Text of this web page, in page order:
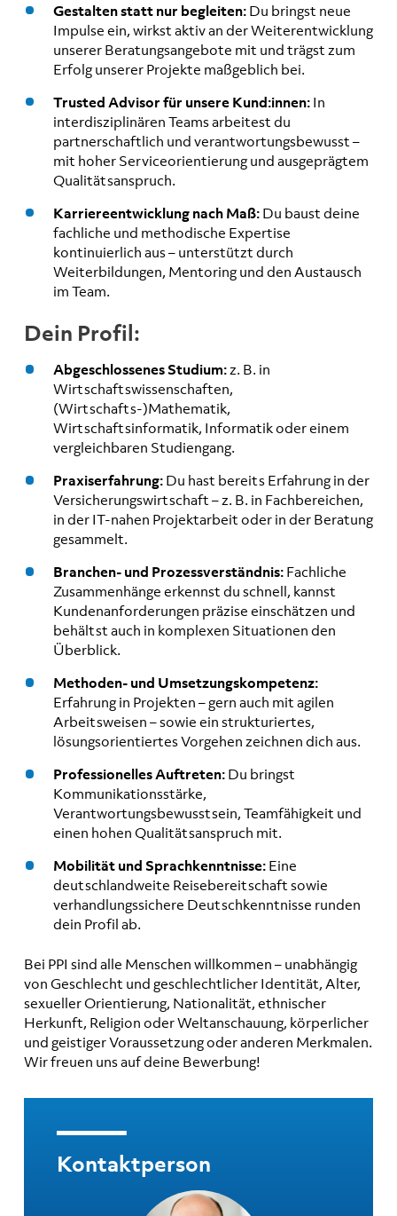
Gestalten statt nur begleiten: Du bringst neue
Impulse ein, wirkst aktiv an der Weiterentwicklung
unserer Beratungsangebote mit und trägst zum
Erfolg unserer Projekte maßgeblich bei.
Trusted Advisor für unsere Kund:innen: In
interdisziplinären Teams arbeitest du
partnerschaftlich und verantwortungsbewusst –
mit hoher Serviceorientierung und ausgeprägtem
Qualitätsanspruch.
Karriereentwicklung nach Maß: Du baust deine
fachliche und methodische Expertise
kontinuierlich aus – unterstützt durch
Weiterbildungen, Mentoring und den Austausch
im Team.
Dein Profil:
Abgeschlossenes Studium:z. B. in
Wirtschaftswissenschaften,
(Wirtschafts-)Mathematik,
Wirtschaftsinformatik, Informatik oder einem
vergleichbaren Studiengang.
Praxiserfahrung: Du hast bereits Erfahrung in der
Versicherungswirtschaft – z. B. in Fachbereichen,
in der IT-nahen Projektarbeit oder in der Beratung
gesammelt.
Branchen- und Prozessverständnis: Fachliche
Zusammenhänge erkennst du schnell, kannst
Kundenanforderungen präzise einschätzen und
behältst auch in komplexen Situationen den
Überblick.
Methoden- und Umsetzungskompetenz:
Erfahrung in Projekten – gern auch mit agilen
Arbeitsweisen – sowie ein strukturiertes,
lösungsorientiertes Vorgehen zeichnen dich aus.
Professionelles Auftreten: Du bringst
Kommunikationsstärke,
Verantwortungsbewusstsein, Teamfähigkeit und
einen hohen Qualitätsanspruch mit.
Mobilität und Sprachkenntnisse: Eine
deutschlandweite Reisebereitschaft sowie
verhandlungssichere Deutschkenntnisse runden
dein Profil ab.
Bei PPI sind alle Menschen willkommen – unabhängig
von Geschlecht und geschlechtlicher Identität, Alter,
sexueller Orientierung, Nationalität, ethnischer
Herkunft, Religion oder Weltanschauung, körperlicher
und geistiger Voraussetzung oder anderen Merkmalen.
Wir freuen uns auf deine Bewerbung!
Kontaktperson